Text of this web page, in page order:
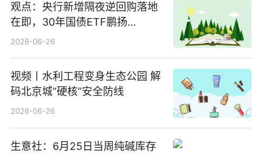
观点：央行新增隔夜逆回购落地
在即，30年国债ETF鹏扬
(511090) 盘中小幅上涨
2026-06-26
视频丨水利工程变身生态公园 解
码北京城“硬核”安全防线
2026-06-26
生意社：6月25日当周纯碱库存